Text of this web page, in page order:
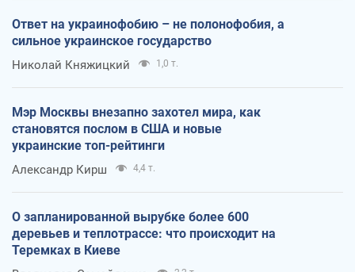
Ответ на украинофобию – не полонофобия, а
сильное украинское государство
Николай Княжицкий 1,0 т.
Мэр Москвы внезапно захотел мира, как
становятся послом в США и новые
украинские топ-рейтинги
Александр Кирш 4,4 т.
О запланированной вырубке более 600
деревьев и теплотрассе: что происходит на
Теремках в Киеве